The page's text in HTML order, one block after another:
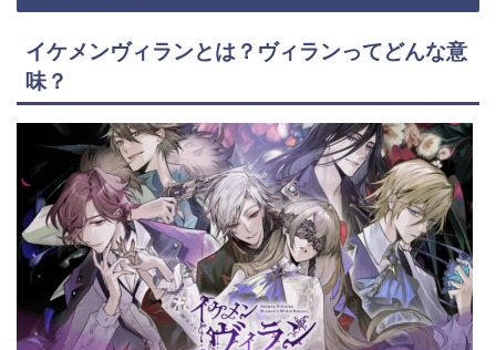
イケメンヴィランとは？ヴィランってどんな意
味？